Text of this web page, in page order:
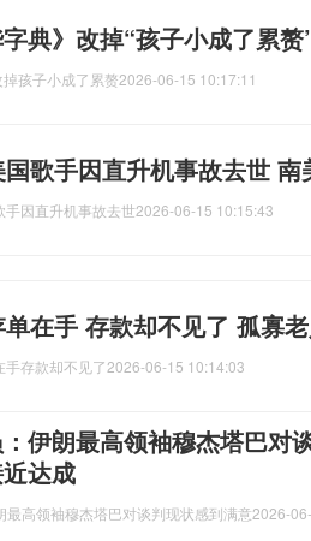
字典》改掉“孩子小成了累
孩子小成了累赘2026-06-15 10:17:11
歌手因直升机事故去世
手因直升机事故去世2026-06-15 10:15:43
在手 存款却不见了 孤寡
手存款却不见了2026-06-15 10:14:03
伊朗最高领袖穆杰塔巴对
达成
最高领袖穆杰塔巴对谈判现状感到满意2026-